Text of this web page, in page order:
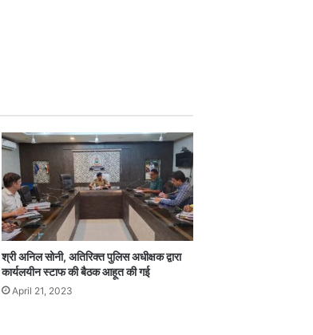
श्री अनिल सोनी, अतिरिक्त पुलिस अधीक्षक द्वारा
कार्यलयीन स्टाफ की बैठक आहूत की गई
April 21, 2023